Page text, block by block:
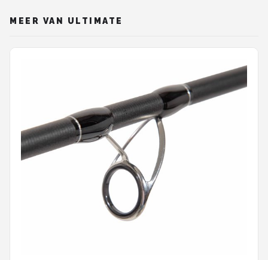
MEER VAN ULTIMATE